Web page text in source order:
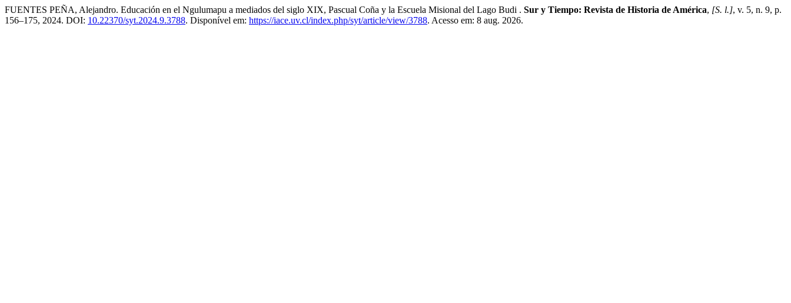
FUENTES PEÑA, Alejandro. Educación en el Ngulumapu a mediados del siglo XIX, Pascual Coña y la Escuela Misional del Lago Budi . Sur y Tiempo: Revista de Historia de América, [S. l.], v. 5, n. 9, p.
156–175, 2024. DOI: 10.22370/syt.2024.9.3788. Disponível em: https://iace.uv.cl/index.php/syt/article/view/3788. Acesso em: 8 aug. 2026.